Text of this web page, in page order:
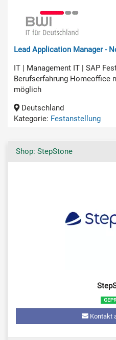
Lead Application Manager -
IT | Management IT | SAP
Berufserfahrung Homeoffice
möglich
Deutschland
Kategorie: Festanstellung
Shop: StepStone
Kontakt